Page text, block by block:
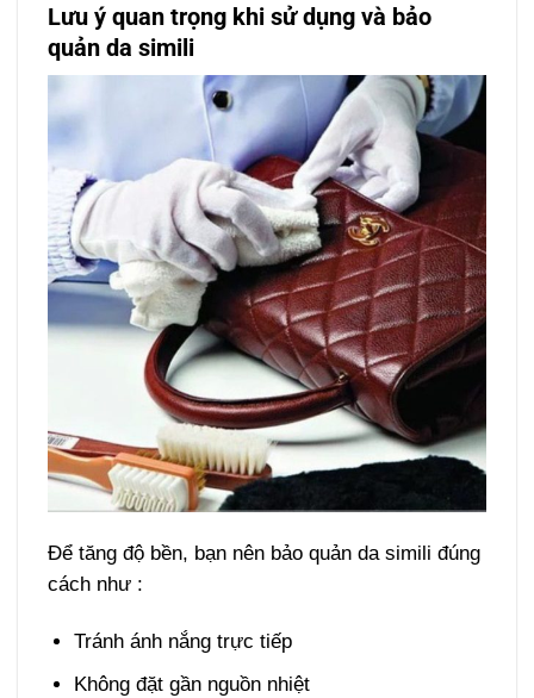
Lưu ý quan trọng khi sử dụng và bảo
quản da simili
Để tăng độ bền, bạn nên bảo quản da simili đúng
cách như :
Tránh ánh nắng trực tiếp
Không đặt gần nguồn nhiệt